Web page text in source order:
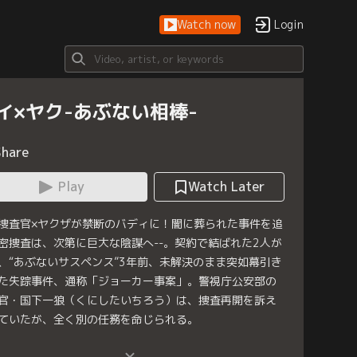
Watch now Login
×ヤク-あぶない相棒-
Play
Watch Later
査官×ヤクザが禁断のバディに！闇に葬られた事件を追
捜査は、次第に巨大な陰謀へ--。契約で結ばれた2人が
“あぶないサスペンス”3年前、未解決のまま突如幕引き
失踪事件、通称「ジョーカー事案」。警視庁公安部の
・国下一狼（くにしたいちろう）は、捜査再開を訴え
いたが、全く別の任務を命じられる。